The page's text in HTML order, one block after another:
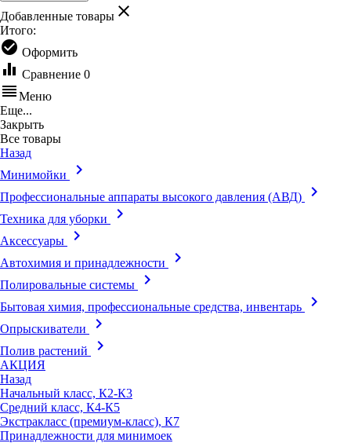
Добавленные товары clear
Итого:
check_circle Оформить
equalizer Сравнение 0
reorderМеню
Еще...
Закрыть
Все товары
Назад
Минимойки
keyboard_arrow_right
Профессиональные аппараты высокого давления (АВД) keyboard_arrow_right
Техника для уборки keyboard_arrow_right
Аксессуары keyboard_arrow_right
Автохимия и принадлежности keyboard_arrow_right
Полировальные системы keyboard_arrow_right
Бытовая химия, профессиональные средства, инвентарь keyboard_arrow_right
Опрыскиватели keyboard_arrow_right
Полив растений keyboard_arrow_right
АКЦИЯ
Назад
Начальный класс, К2-К3
Средний класс, К4-К5
Экстракласс (премиум-класс), К7
Принадлежности для минимоек